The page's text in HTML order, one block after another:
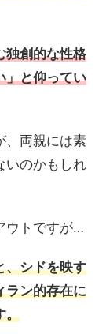
独創的な性格
」と仰ってい
、両親には素
いのかもしれ
ウトですが…
、シドを映す
ラン的存在に
。